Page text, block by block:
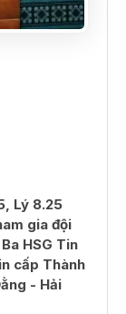
Lý 8.25
gia đội
HSG Tin
cấp Thành
- Hải